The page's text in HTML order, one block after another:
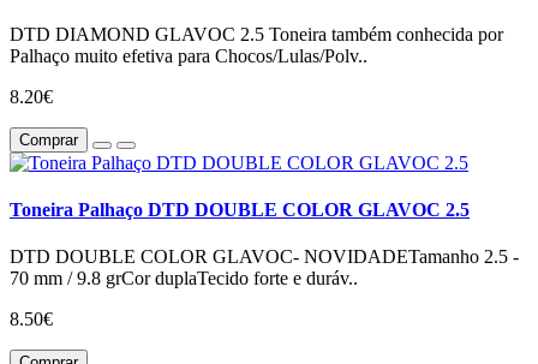
DTD DIAMOND GLAVOC 2.5 Toneira também conhecida por
Palhaço muito efetiva para Chocos/Lulas/Polv..
8.20€
Comprar
Toneira Palhaço DTD DOUBLE COLOR GLAVOC 2.5
DTD DOUBLE COLOR GLAVOC- NOVIDADETamanho 2.5 -
70 mm / 9.8 grCor duplaTecido forte e duráv..
8.50€